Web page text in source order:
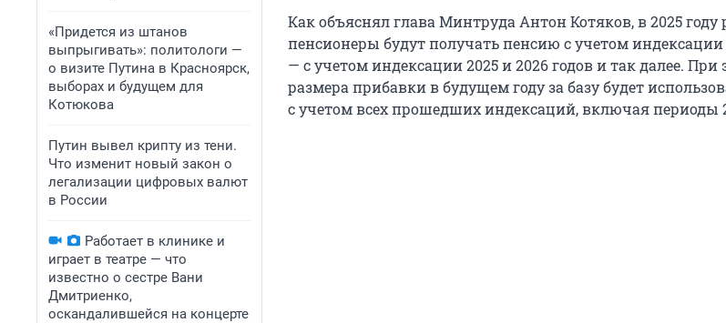
«Придется из штанов
выпрыгивать»: политологи —
о визите Путина в Красноярск,
выборах и будущем для
Котюкова
Путин вывел крипту из тени.
Что изменит новый закон о
легализации цифровых валют
в России
Работает в клинике и
играет в театре — что
известно о сестре Вани
Дмитриенко,
оскандалившейся на концерте
Как объяснял глава Минтруда Антон Котяков, в 2025
пенсионеры будут получать пенсию с учетом индексации
— с учетом индексации 2025 и 2026 годов и так далее. При
размера прибавки в будущем году за базу будет
с учетом всех прошедших индексаций, включая периоды